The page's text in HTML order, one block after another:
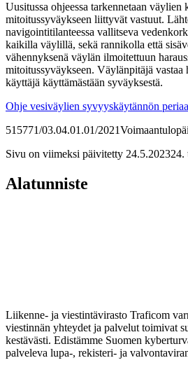
Uusitussa ohjeessa tarkennetaan väylien
mitoitussyväykseen liittyvät vastuut.
navigointitilanteessa vallitseva
kaikilla väylillä, sekä rannikolla että
vähennyksenä väylän ilmoitettuun
mitoitussyväykseen. Väylänpitäjä vastaa
käyttäjä käyttämästään syväyksestä.
Ohje vesiväylien syvyyskäytännön
515771/03.04.01.01/2021
Sivu on viimeksi päivitetty 24.5.202324.
Alatunniste
Liikenne- ja viestintävirasto Traficom
viestinnän yhteydet ja palvelut toimivat
kestävästi. Edistämme Suomen
palveleva lupa-, rekisteri- ja